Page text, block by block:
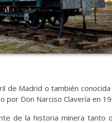
de Madrid o también
por Don Narciso Clavería en
de la historia minera